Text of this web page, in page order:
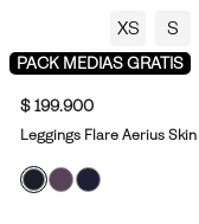
XS S
PACK MEDIAS GRATIS
$ 199.900
Leggings Flare Aerius Skin